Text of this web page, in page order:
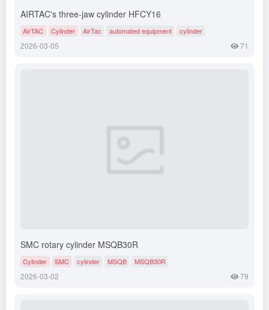
AIRTAC's three-jaw cylinder HFCY16
AirTAC Cylinder AirTac automated equipment cylinder
2026-03-05 71
SMC rotary cylinder MSQB30R
Cylinder SMC cylinder MSQB MSQB30R
2026-03-02 79